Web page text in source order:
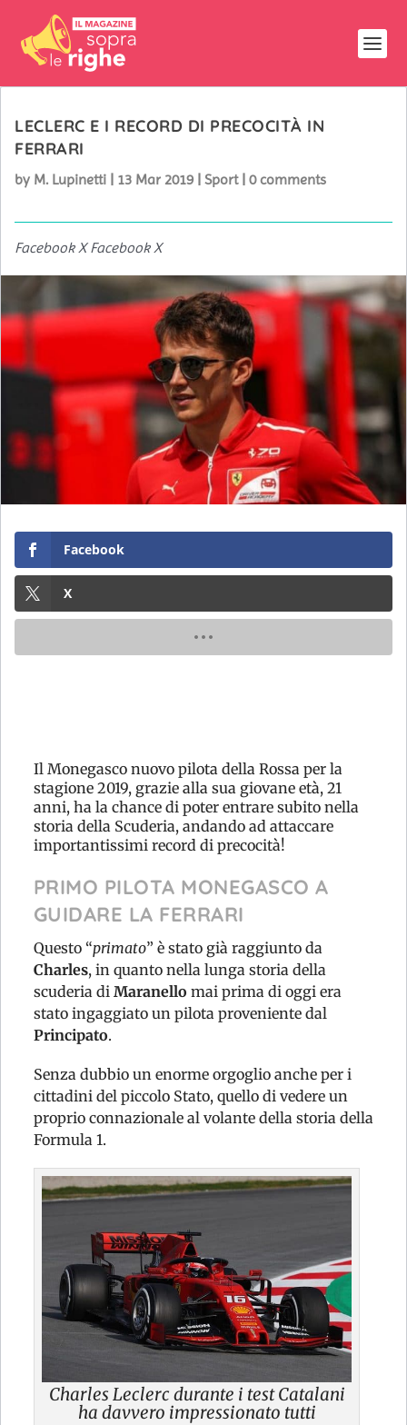
LECLERC E I RECORD DI PRECOCITÀ IN
FERRARI
by M. Lupinetti | 13 Mar 2019 | Sport| 0 comments
Facebook X Facebook X
Facebook
X
Il Monegasco nuovo pilota della Rossa per la
stagione 2019, grazie alla sua giovane età, 21
anni, ha la chance di poter entrare subito nella
storia della Scuderia, andando ad attaccare
importantissimi record di precocità!
PRIMO PILOTA MONEGASCO A
GUIDARE LA FERRARI
Questo “primato” è stato già raggiunto da
Charles, in quanto nella lunga storia della
scuderia di Maranello mai prima di oggi era
stato ingaggiato un pilota proveniente dal
Principato.
Senza dubbio un enorme orgoglio anche per i
cittadini del piccolo Stato, quello di vedere un
proprio connazionale al volante della storia della
Formula 1.
Charles Leclerc durante i test Catalani
ha davvero impressionato tutti